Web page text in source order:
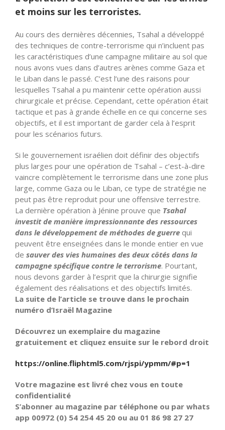
et moins sur les terroristes.
Au cours des dernières décennies, Tsahal a développé
des techniques de contre-terrorisme qui n’incluent pas
les caractéristiques d’une campagne militaire au sol que
nous avons vues dans d’autres arènes comme Gaza et
le Liban dans le passé. C’est l’une des raisons pour
lesquelles Tsahal a pu maintenir cette opération aussi
chirurgicale et précise. Cependant, cette opération était
tactique et pas à grande échelle en ce qui concerne ses
objectifs, et il est important de garder cela à l’esprit
pour les scénarios futurs.
Si le gouvernement israélien doit définir des objectifs
plus larges pour une opération de Tsahal – c’est-à-dire
vaincre complètement le terrorisme dans une zone plus
large, comme Gaza ou le Liban, ce type de stratégie ne
peut pas être reproduit pour une offensive terrestre.
La dernière opération à Jénine prouve que Tsahal
investit de manière impressionnante des ressources
dans le développement de méthodes de guerre qui
peuvent être enseignées dans le monde entier en vue
de sauver des vies humaines des deux côtés dans la
campagne spécifique contre le terrorisme. Pourtant,
nous devons garder à l’esprit que la chirurgie signifie
également des réalisations et des objectifs limités.
La suite de l’article se trouve dans le prochain
numéro d’Israël Magazine
Découvrez un exemplaire du magazine
gratuitement et cliquez ensuite sur le rebord droit
https://online.fliphtml5.com/rjspi/ypmm/#p=1
Votre magazine est livré chez vous en toute
confidentialité
S’abonner au magazine par téléphone ou par whats
app 00972 (0) 54 254 45 20 ou au 01 86 98 27 27